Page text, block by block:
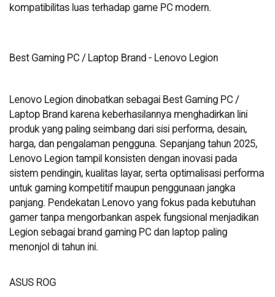
kompatibilitas luas terhadap game PC modern.
Best Gaming PC / Laptop Brand - Lenovo Legion
Lenovo Legion dinobatkan sebagai Best Gaming PC /
Laptop Brand karena keberhasilannya menghadirkan lini
produk yang paling seimbang dari sisi performa, desain,
harga, dan pengalaman pengguna. Sepanjang tahun 2025,
Lenovo Legion tampil konsisten dengan inovasi pada
sistem pendingin, kualitas layar, serta optimalisasi performa
untuk gaming kompetitif maupun penggunaan jangka
panjang. Pendekatan Lenovo yang fokus pada kebutuhan
gamer tanpa mengorbankan aspek fungsional menjadikan
Legion sebagai brand gaming PC dan laptop paling
menonjol di tahun ini.
ASUS ROG